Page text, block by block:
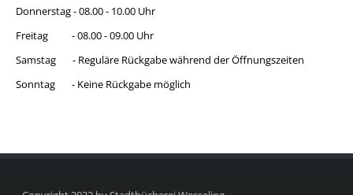
Donnerstag - 08.00 - 10.00 Uhr
Freitag - 08.00 - 09.00 Uhr
Samstag - Reguläre Rückgabe während der Öffnungszeiten
Sonntag - Keine Rückgabe möglich